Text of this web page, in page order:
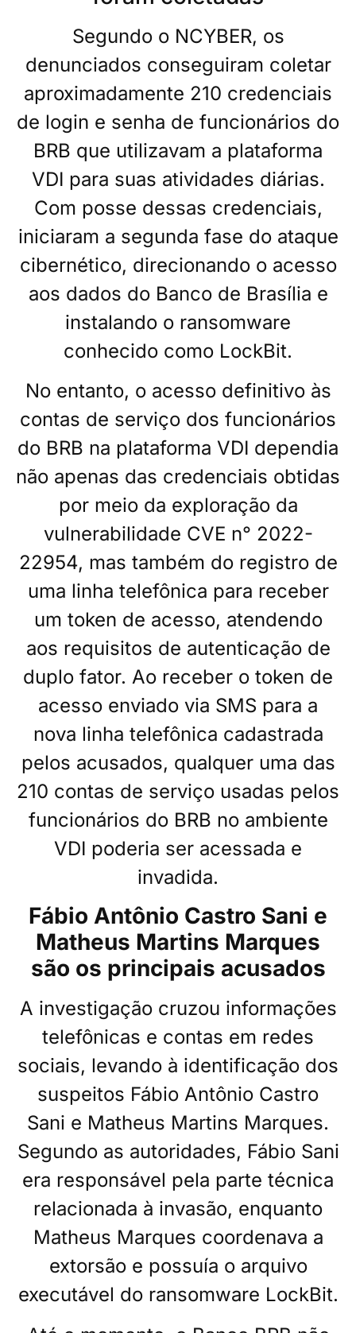
Segundo o NCYBER, os
denunciados conseguiram coletar
aproximadamente 210 credenciais
de login e senha de funcionários do
BRB que utilizavam a plataforma
VDI para suas atividades diárias.
Com posse dessas credenciais,
iniciaram a segunda fase do ataque
cibernético, direcionando o acesso
aos dados do Banco de Brasília e
instalando o ransomware
conhecido como LockBit.
No entanto, o acesso definitivo às
contas de serviço dos funcionários
do BRB na plataforma VDI dependia
não apenas das credenciais obtidas
por meio da exploração da
vulnerabilidade CVE n° 2022-
22954, mas também do registro de
uma linha telefônica para receber
um token de acesso, atendendo
aos requisitos de autenticação de
duplo fator. Ao receber o token de
acesso enviado via SMS para a
nova linha telefônica cadastrada
pelos acusados, qualquer uma das
210 contas de serviço usadas pelos
funcionários do BRB no ambiente
VDI poderia ser acessada e
invadida.
Fábio Antônio Castro Sani e
Matheus Martins Marques
são os principais acusados
A investigação cruzou informações
telefônicas e contas em redes
sociais, levando à identificação dos
suspeitos Fábio Antônio Castro
Sani e Matheus Martins Marques.
Segundo as autoridades, Fábio Sani
era responsável pela parte técnica
relacionada à invasão, enquanto
Matheus Marques coordenava a
extorsão e possuía o arquivo
executável do ransomware LockBit.